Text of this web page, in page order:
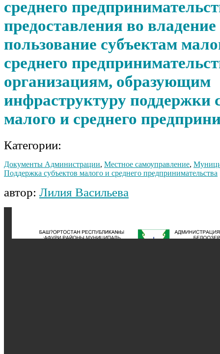
среднего
предоставления во
пользование субъектам
среднего
организациям, образующим
инфраструктуру поддержки
малого и среднего
Категории:
Документы Администрации, Местное самоуправление,
Поддержка субъектов малого и среднего предпринимательства
автор: Лилия Васильева